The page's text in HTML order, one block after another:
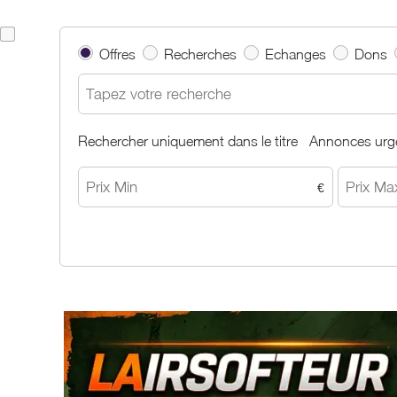
Offres Recherches Echanges Dons
Rechercher uniquement dans le titre Annonces
€